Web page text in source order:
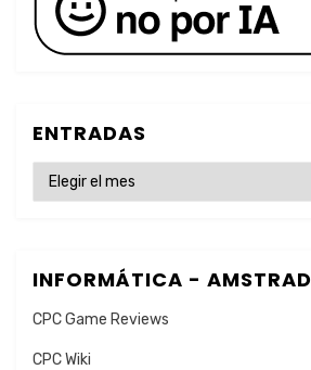
ENTRADAS
ENTRADAS
INFORMÁTICA - AMSTRAD
CPC Game Reviews
CPC Wiki